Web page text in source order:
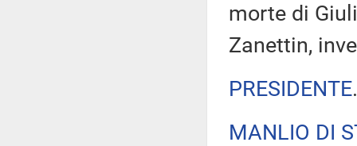
morte di
Zanettin,
PRESIDENTE
MANLIO DI